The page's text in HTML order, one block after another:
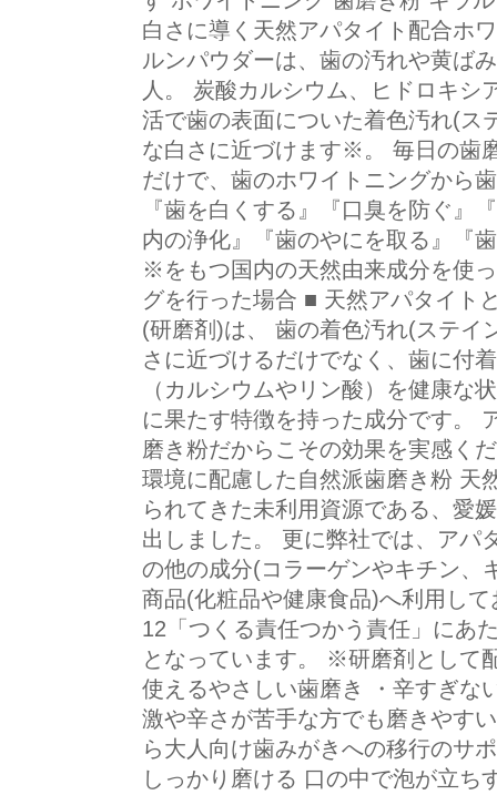
白さに導く天然アパタイト配合ホ
ルンパウダーは、歯の汚れや黄ば
人。 炭酸カルシウム、ヒドロキシ
活で歯の表面についた着色汚れ(ス
な白さに近づけます※。 毎日の歯
だけで、歯のホワイトニングから
『歯を白くする』『口臭を防ぐ』
内の浄化』『歯のやにを取る』『
※をもつ国内の天然由来成分を使
グを行った場合 ■ 天然アパタイト
(研磨剤)は、 歯の着色汚れ(ステイ
さに近づけるだけでなく、歯に付
（カルシウムやリン酸）を健康な
に果たす特徴を持った成分です。
磨き粉だからこその効果を実感く
環境に配慮した自然派歯磨き粉
られてきた未利用資源である、愛
出しました。 更に弊社では、アパ
の他の成分(コラーゲンやキチン、
商品(化粧品や健康食品)へ利用し
12「つくる責任つかう責任」にあ
となっています。 ※研磨剤として
使えるやさしい歯磨き ・辛すぎな
激や辛さが苦手な方でも磨きやす
ら大人向け歯みがきへの移行のサ
しっかり磨ける 口の中で泡が立ち